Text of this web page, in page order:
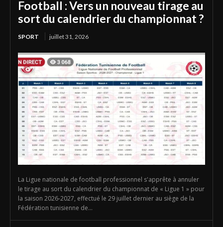
Football : Vers un nouveau tirage au
sort du calendrier du championnat ?
SPORT juillet 31, 2026
La Ligue nationale de football professionnel s'apprête à annuler
le tirage au sort du calendrier du championnat de « Ligue 1 » pour
la saison 2026-2027, effectué le 29 juillet dernier au siège de la
Fédération tunisienne de...